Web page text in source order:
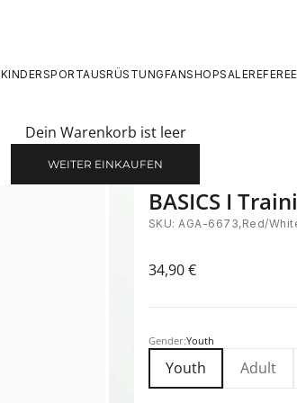
KINDERSPORTAUSRÜSTUNGFANSHOPSALEREFEREE
Dein Warenkorb ist leer
WEITER EINKAUFEN
BASICS I
SKU: AGA-6673,Red/
Angebot
34,90 €
Gender:Youth
Youth Adult